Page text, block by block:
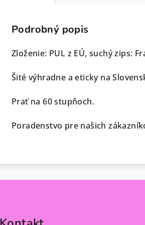
Podrobný popis
Zloženie: PUL z EÚ, suchý zips:
Šité výhradne a eticky na
Prať na 60 stupňoch.
Poradenstvo pre našich